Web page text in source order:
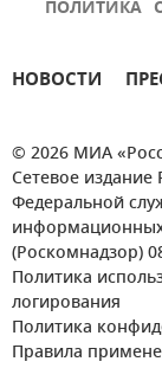
ПОЛИТИКА
НОВОСТИ
© 2026 МИА
Сетевое
Федеральной
(Роскомнадзор)
Политика
логирования
Политика
Правила